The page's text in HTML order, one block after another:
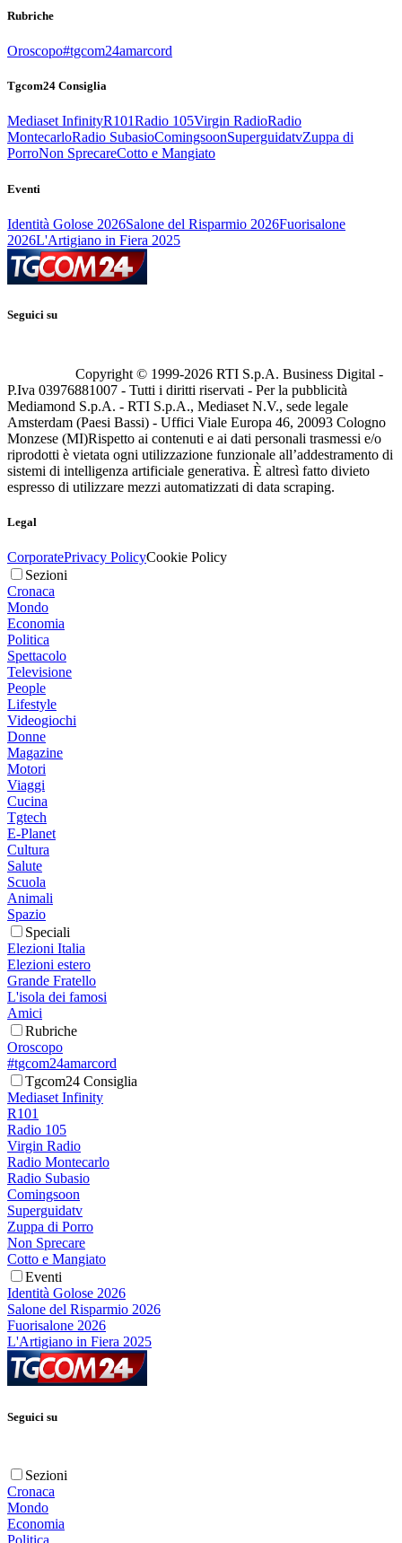
Rubriche
Oroscopo#tgcom24amarcord
Tgcom24 Consiglia
Mediaset InfinityR101Radio 105Virgin RadioRadio
MontecarloRadio SubasioComingsoonSuperguidatvZuppa di
PorroNon SprecareCotto e Mangiato
Eventi
Identità Golose 2026Salone del Risparmio 2026Fuorisalone
2026L'Artigiano in Fiera 2025
Seguici su
Copyright © 1999-2026 RTI S.p.A. Business Digital -
P.Iva 03976881007 - Tutti i diritti riservati - Per la pubblicità
Mediamond S.p.A. - RTI S.p.A., Mediaset N.V., sede legale
Amsterdam (Paesi Bassi) - Uffici Viale Europa 46, 20093 Cologno
Monzese (MI)Rispetto ai contenuti e ai dati personali trasmessi e/o
riprodotti è vietata ogni utilizzazione funzionale all’addestramento di
sistemi di intelligenza artificiale generativa. È altresì fatto divieto
espresso di utilizzare mezzi automatizzati di data scraping.
Legal
CorporatePrivacy PolicyCookie Policy
Sezioni
Cronaca
Mondo
Economia
Politica
Spettacolo
Televisione
People
Lifestyle
Videogiochi
Donne
Magazine
Motori
Viaggi
Cucina
Tgtech
E-Planet
Cultura
Salute
Scuola
Animali
Spazio
Speciali
Elezioni Italia
Elezioni estero
Grande Fratello
L'isola dei famosi
Amici
Rubriche
Oroscopo
#tgcom24amarcord
Tgcom24 Consiglia
Mediaset Infinity
R101
Radio 105
Virgin Radio
Radio Montecarlo
Radio Subasio
Comingsoon
Superguidatv
Zuppa di Porro
Non Sprecare
Cotto e Mangiato
Eventi
Identità Golose 2026
Salone del Risparmio 2026
Fuorisalone 2026
L'Artigiano in Fiera 2025
Seguici su
Sezioni
Cronaca
Mondo
Economia
Politica